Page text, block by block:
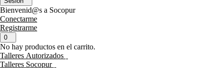
Bienvenid@s a Socopur
Conectarme
Registrarme
0
No hay productos en el carrito.
Talleres Autorizados
Talleres Socopur